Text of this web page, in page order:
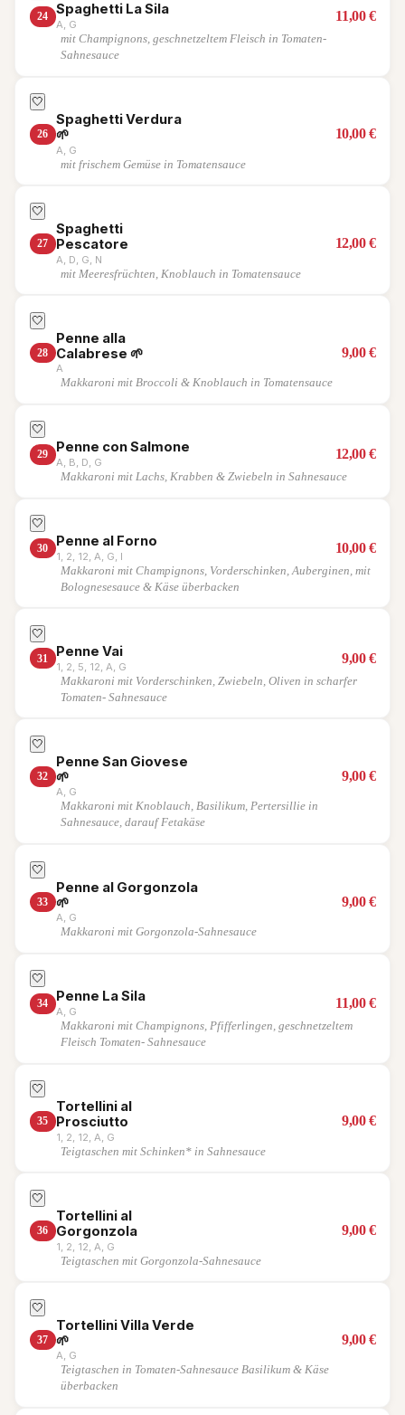
24 Spaghetti La Sila
A, G
11,00€
mit Champignons, geschnetzeltem Fleisch in Tomaten-
Sahnesauce
🤍
26
Spaghetti Verdura
🌱
A, G
10,00€
mit frischem Gemüse in Tomatensauce
🤍
27
Spaghetti
Pescatore
A, D, G, N
12,00€
mit Meeresfrüchten, Knoblauch in Tomatensauce
🤍
28
Penne alla
Calabrese 🌱
A
9,00€
Makkaroni mit Broccoli & Knoblauch in Tomatensauce
🤍
29 Penne con Salmone
A, B, D, G
12,00€
Makkaroni mit Lachs, Krabben & Zwiebeln in Sahnesauce
🤍
30 Penne al Forno
1, 2, 12, A, G, I
10,00€
Makkaroni mit Champignons, Vorderschinken, Auberginen, mit
Bolognesesauce & Käse überbacken
🤍
31 Penne Vai
1, 2, 5, 12, A, G
9,00€
Makkaroni mit Vorderschinken, Zwiebeln, Oliven in scharfer
Tomaten- Sahnesauce
🤍
32
Penne San Giovese
🌱
A, G
9,00€
Makkaroni mit Knoblauch, Basilikum, Pertersillie in
Sahnesauce, darauf Fetakäse
🤍
33
Penne al Gorgonzola
🌱
A, G
9,00€
Makkaroni mit Gorgonzola-Sahnesauce
🤍
34 Penne La Sila
A, G
11,00€
Makkaroni mit Champignons, Pfifferlingen, geschnetzeltem
Fleisch Tomaten- Sahnesauce
🤍
35
Tortellini al
Prosciutto
1, 2, 12, A, G
9,00€
Teigtaschen mit Schinken* in Sahnesauce
🤍
36
Tortellini al
Gorgonzola
1, 2, 12, A, G
9,00€
Teigtaschen mit Gorgonzola-Sahnesauce
🤍
37
Tortellini Villa Verde
🌱
A, G
9,00€
Teigtaschen in Tomaten-Sahnesauce Basilikum & Käse
überbacken